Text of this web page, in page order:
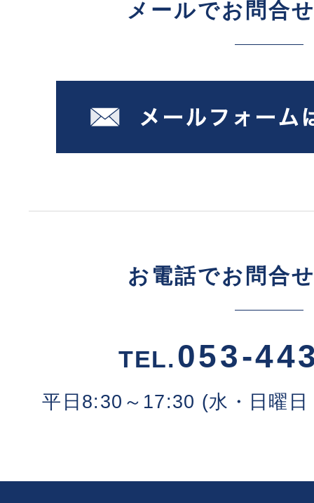
メールでお問合
お電話でお問合
TEL.053-
平日8:30～17:30 (水・日曜